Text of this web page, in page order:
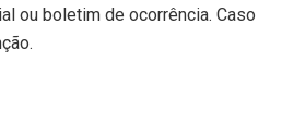
ou boletim de ocorrência. Caso